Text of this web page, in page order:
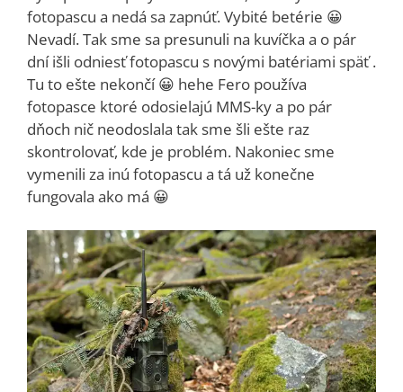
fotopascu a nedá sa zapnúť. Vybité betérie 😀
Nevadí. Tak sme sa presunuli na kuvíčka a o pár
dní išli odniesť fotopascu s novými batériami späť .
Tu to ešte nekončí 😀 hehe Fero používa
fotopasce ktoré odosielajú MMS-ky a po pár
dňoch nič neodoslala tak sme šli ešte raz
skontrolovať, kde je problém. Nakoniec sme
vymenili za inú fotopascu a tá už konečne
fungovala ako má 😀